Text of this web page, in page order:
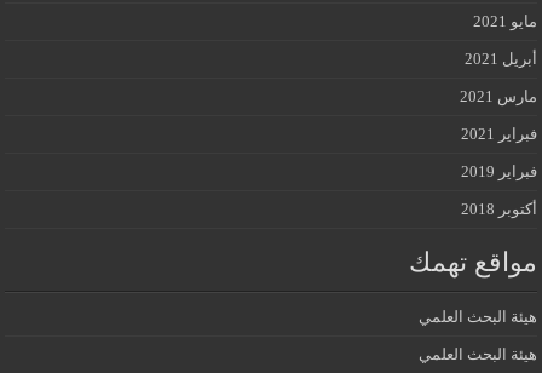
مايو 2021
أبريل 2021
مارس 2021
فبراير 2021
فبراير 2019
أكتوبر 2018
مواقع تهمك
هيئة البحث العلمي
هيئة البحث العلمي